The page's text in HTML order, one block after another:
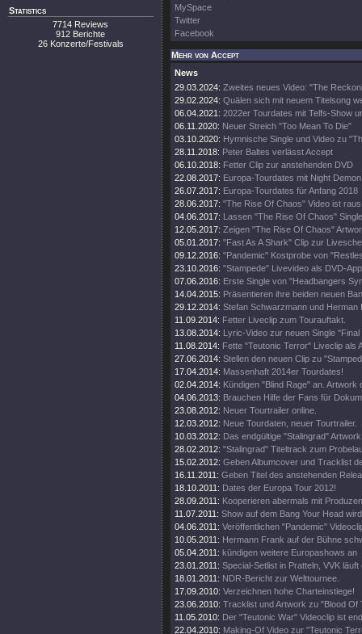
Statistics
7714 Reviews
912 Berichte
26 Konzerte/Festivals
MySpace
Twitter
Facebook
Mehr von Accept
News
29.03.2024: Zweites neues Video: "The
29.02.2024: Quälen sich mit neuem Titelsong
06.04.2021: 2022er Tourdates mit Telfs-Show
06.11.2020: Neuer Streich "Too Mean To Die"
03.10.2020: Hymnische Single und Video zu
28.11.2018: Peter Baltes verlässt Accept
06.10.2018: Fetter Clip zur anstehenden DVD
22.08.2017: Europa-Tourdates mit Night Demon
26.07.2017: Europa-Tourdates für Anfang 2018
28.06.2017: "The Rise Of Chaos" Video ist
04.06.2017: Lassen "The Rise Of Chaos"
12.05.2017: Zeigen "The Rise Of Chaos"
05.01.2017: "Fast As A Shark" Clip zur
09.12.2016: "Pandemic" Kostprobe von
23.10.2016: "Stampede" Livevideo als DVD-
07.06.2016: Erste Single von "Headbangers
14.04.2015: Präsentieren ihre beiden neuen
29.12.2014: Stefan Schwarzmann und Herman
11.09.2014: Fetter Liveclip zum Tourauftakt.
13.08.2014: Lyric-Video zur neuen Single
11.08.2014: Fette "Teutonic Terror" Liveclip als
27.06.2014: Stellen den neuen Clip zu
17.04.2014: Massenhaft 2014er Tourdates!
02.04.2014: Kündigen "Blind Rage" an. Artwork
04.06.2013: Brauchen Hilfe der Fans für
23.08.2012: Neuer Tourtrailer online.
12.03.2012: Neue Tourdaten, neuer Tourtrailer.
10.03.2012: Das endgültige "Stalingrad"
28.02.2012: "Stalingrad" Titeltrack zum
15.02.2012: Geben Albumcover und Tracklist
16.11.2011: Geben Titel des anstehenden
18.10.2011: Dates der Europa Tour 2012!
28.09.2011: Kooperieren abermals mit
11.07.2011: Show auf dem Bang Your Head
04.06.2011: Veröffentlichen "Pandemic"
10.05.2011: Hermann Frank auf der Bühne
05.04.2011: kündigen weitere Europashows an
23.01.2011: Special-Setlist in Pratteln, VVK läuft
18.01.2011: NDR-Bericht zur Welttournee.
17.09.2010: Verzeichnen hohe Charteinstiege!
23.06.2010: Tracklist und Artwork zu "Blood Of
11.05.2010: Der "Teutonic War" Videoclip ist
22.04.2010: Making-Of Video zur "Teutonic